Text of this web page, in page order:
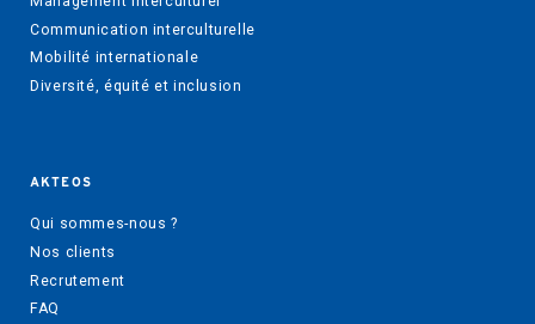
Communication interculturelle
Mobilité internationale
Diversité, équité et inclusion
AKTEOS
Qui sommes-nous ?
Nos clients
Recrutement
FAQ